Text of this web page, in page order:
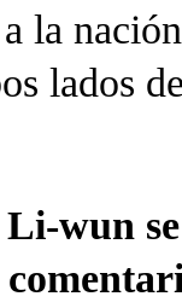
la
lados
wun